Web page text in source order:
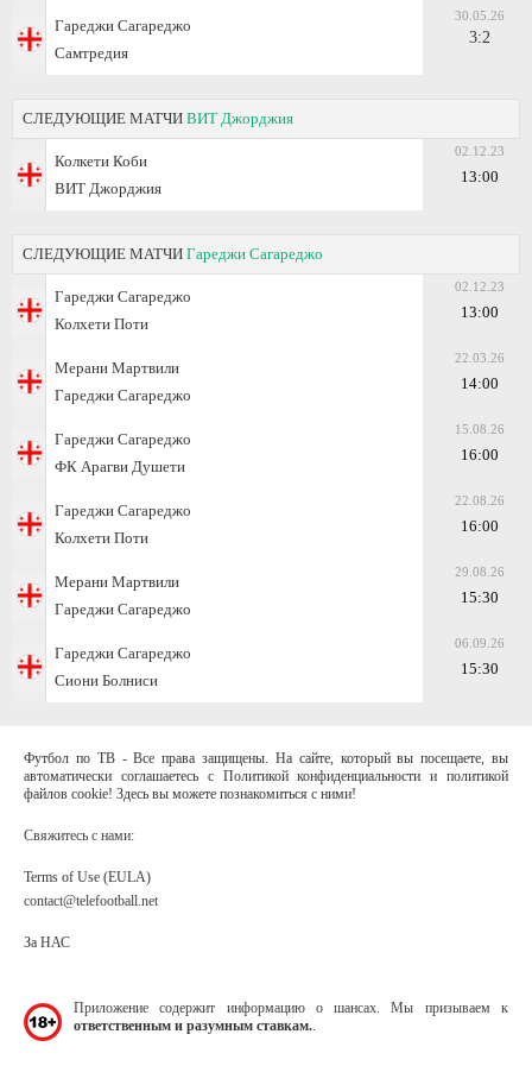
Гареджи Сагареджо
Самтредия
30.05.26
3:2
СЛЕДУЮЩИЕ МАТЧИ ВИТ Джорджия
Колкети Коби
ВИТ Джорджия
02.12.23
13:00
СЛЕДУЮЩИЕ МАТЧИ Гареджи Сагареджо
Гареджи Сагареджо
Колхети Поти
02.12.23
13:00
Мерани Мартвили
Гареджи Сагареджо
22.03.26
14:00
Гареджи Сагареджо
ФК Арагви Душети
15.08.26
16:00
Гареджи Сагареджо
Колхети Поти
22.08.26
16:00
Мерани Мартвили
Гареджи Сагареджо
29.08.26
15:30
Гареджи Сагареджо
Сиони Болниси
06.09.26
15:30
Футбол по ТВ - Все права защищены. На сайте, который вы посещаете, вы
автоматически соглашаетесь с Политикой конфиденциальности и политикой
файлов cookie! Здесь вы можете познакомиться с ними!
Свяжитесь с нами:
Terms of Use (EULA)
contact@telefootball.net
За НАС
Приложение содержит информацию о шансах. Мы призываем к
ответственным и разумным ставкам.